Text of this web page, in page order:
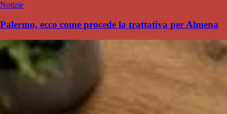
Notizie
Palermo, ecco come procede la trattativa per Almena